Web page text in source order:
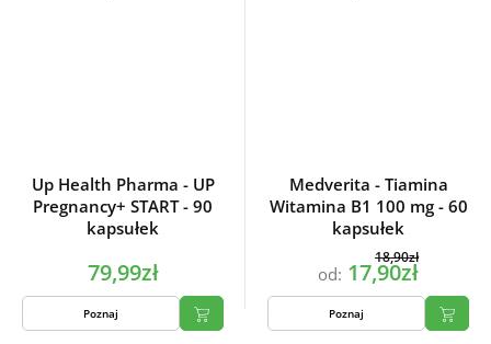
Up Health Pharma - UP
Pregnancy+ START - 90
kapsułek
79,99zł
Poznaj
Medverita - Tiamina
Witamina B1 100 mg - 60
kapsułek
od:
18,90zł
17,90zł
Poznaj